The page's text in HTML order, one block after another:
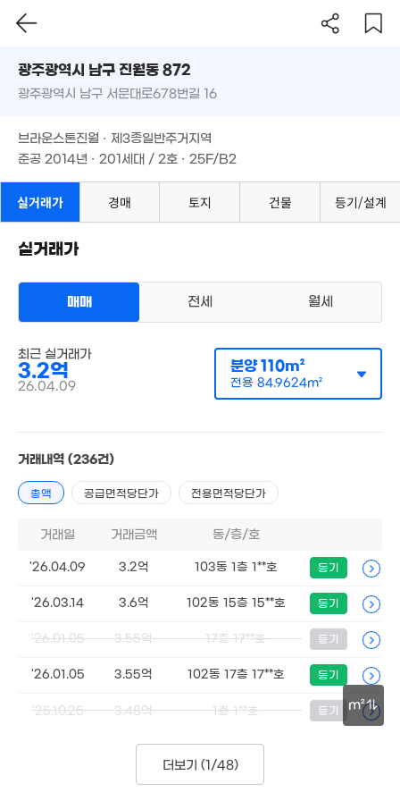
2.3억
102m²
매매 3억 2000만원
전용85m²
7,900만
67m²
17억 '20. 07
필터 매물 탐색
광주시 남구 진월동 872
준공 2014년 · 201세대 / 2호 · 25F/B2
m²
광주광역시 남구 진월동 872
광주광역시 남구 서문대로678번길 16
브라운스톤진월 · 제3종일반주거지역
준공 2014년 · 201세대 / 2호 · 25F/B2
실거래가 경매 토지 건물 등기/설계
실거래가
매매 전세 월세
최근 실거래가
3.2억
26.04.09
분양110m²
전용 84.9624m²
거래내역 (236건)
총액 공급면적당단가 전용면적당단가
거래일 거래금액 동/층/호
'26.04.09 3.2억 103동 1층 1**호 등기
'26.03.14 3.6억 102동 15층 15**호 등기
'26.01.05 3.55억 17층 17**호 등기
'26.01.05 3.55억 102동 17층 17**호 등기
'25.10.25 3.48억 1층 1**호 등기
더보기 (1/48)